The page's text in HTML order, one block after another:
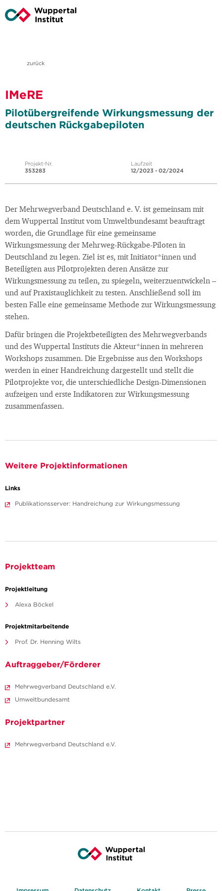
zurück
IMeRE
Pilotübergreifende Wirkungsmessung der
deutschen Rückgabepiloten
Projekt-Nr.
353283
Laufzeit
12/2023 - 02/2024
Der Mehrwegverband Deutschland e. V. ist gemeinsam mit
dem Wuppertal Institut vom Umweltbundesamt beauftragt
worden, die Grundlage für eine gemeinsame
Wirkungsmessung der Mehrweg-Rückgabe-Piloten in
Deutschland zu legen. Ziel ist es, mit Initiator*innen und
Beteiligten aus Pilotprojekten deren Ansätze zur
Wirkungsmessung zu teilen, zu spiegeln, weiterzuentwickeln –
und auf Praxistauglichkeit zu testen. Anschließend soll im
besten Falle eine gemeinsame Methode zur Wirkungsmessung
stehen.
Dafür bringen die Projektbeteiligten des Mehrwegverbands
und des Wuppertal Instituts die Akteur*innen in mehreren
Workshops zusammen. Die Ergebnisse aus den Workshops
werden in einer Handreichung dargestellt und stellt die
Pilotprojekte vor, die unterschiedliche Design-Dimensionen
aufzeigen und erste Indikatoren zur Wirkungsmessung
zusammenfassen.
Weitere Projektinformationen
Links
Publikationsserver: Handreichung zur Wirkungsmessung
Projektteam
Projektleitung
Alexa Böckel
Projektmitarbeitende
Prof. Dr. Henning Wilts
Auftraggeber/Förderer
Mehrwegverband Deutschland e.V.
Umweltbundesamt
Projektpartner
Mehrwegverband Deutschland e.V.